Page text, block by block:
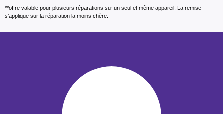
**offre valable pour plusieurs réparations sur un seul et même appareil. La remise
s’applique sur la réparation la moins chère.